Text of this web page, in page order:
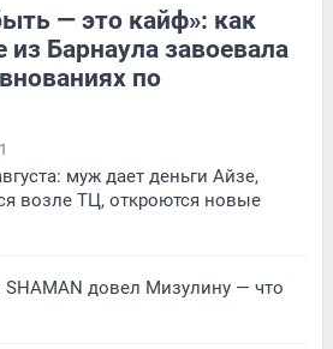
— это кайф»: как
из Барнаула завоевала
по
1
муж дает деньги Айзе,
возле ТЦ, откроются новые
SHAMAN довел Мизулину — что